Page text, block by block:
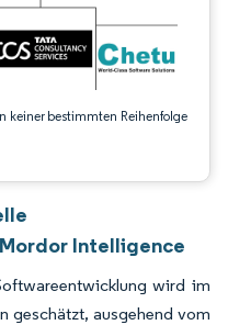
keiner bestimmten Reihenfolge
Intelligence
wird im
geschätzt, ausgehend vom